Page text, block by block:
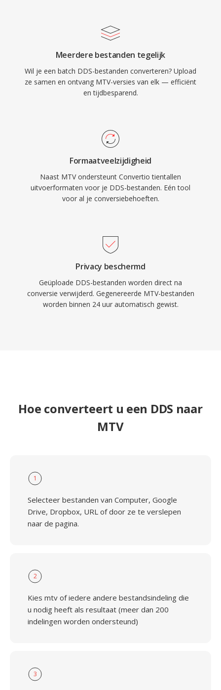
Meerdere bestanden tegelijk
Wil je een batch DDS-bestanden converteren? Upload
ze samen en ontvang MTV-versies van elk — efficiënt
en tijdbesparend.
Formaatveelzijdigheid
Naast MTV ondersteunt Convertio tientallen
uitvoerformaten voor je DDS-bestanden. Eén tool
voor al je conversiebehoeften.
Privacy beschermd
Geüploade DDS-bestanden worden direct na
conversie verwijderd. Gegenereerde MTV-bestanden
worden binnen 24 uur automatisch gewist.
Hoe converteert u een DDS naar
MTV
1
Selecteer bestanden van Computer, Google
Drive, Dropbox, URL of door ze te verslepen
naar de pagina.
2
Kies mtv of iedere andere bestandsindeling die
u nodig heeft als resultaat (meer dan 200
indelingen worden ondersteund)
3